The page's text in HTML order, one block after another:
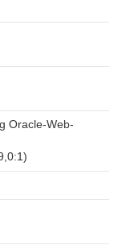
Oracle-Web-